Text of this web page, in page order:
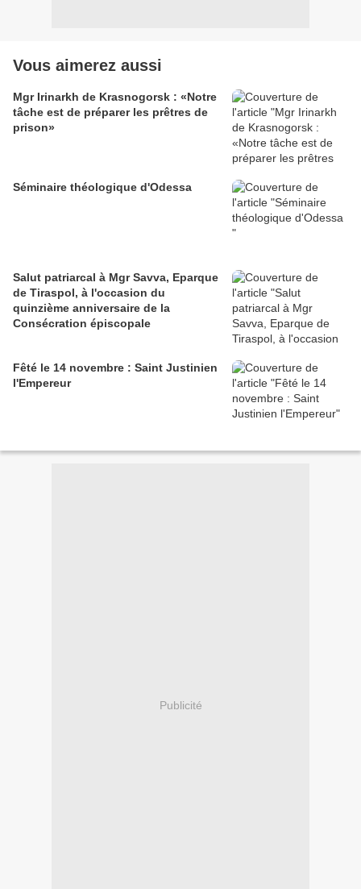
Vous aimerez aussi
Mgr Irinarkh de Krasnogorsk : «Notre
tâche est de préparer les prêtres de
prison»
Séminaire théologique d'Odessa
Salut patriarcal à Mgr Savva, Eparque
de Tiraspol, à l'occasion du
quinzième anniversaire de la
Consécration épiscopale
Fêté le 14 novembre : Saint Justinien
l'Empereur
Publicité